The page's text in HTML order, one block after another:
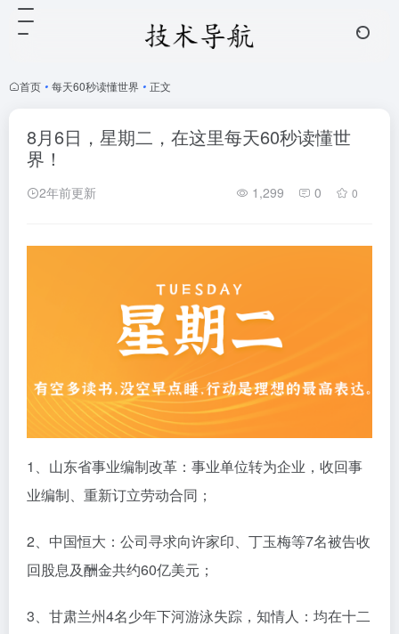
首页 • 每天60秒读懂世界 • 正文
8月6日，星期二，在这里每天60秒读懂世
界！
2年前更新 1,299 0 0
1、山东省事业编制改革：事业单位转为企业，收回事
业编制、重新订立劳动合同；
2、中国恒大：公司寻求向许家印、丁玉梅等7名被告收
回股息及酬金共约60亿美元；
3、甘肃兰州4名少年下河游泳失踪，知情人：均在十二